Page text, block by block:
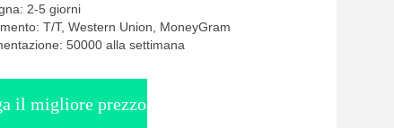
2-5 giorni
T/T, Western Union, MoneyGram
50000 alla settimana
il migliore prezzo